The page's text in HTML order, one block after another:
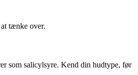
tænke over.
som salicylsyre. Kend din hudtype, før